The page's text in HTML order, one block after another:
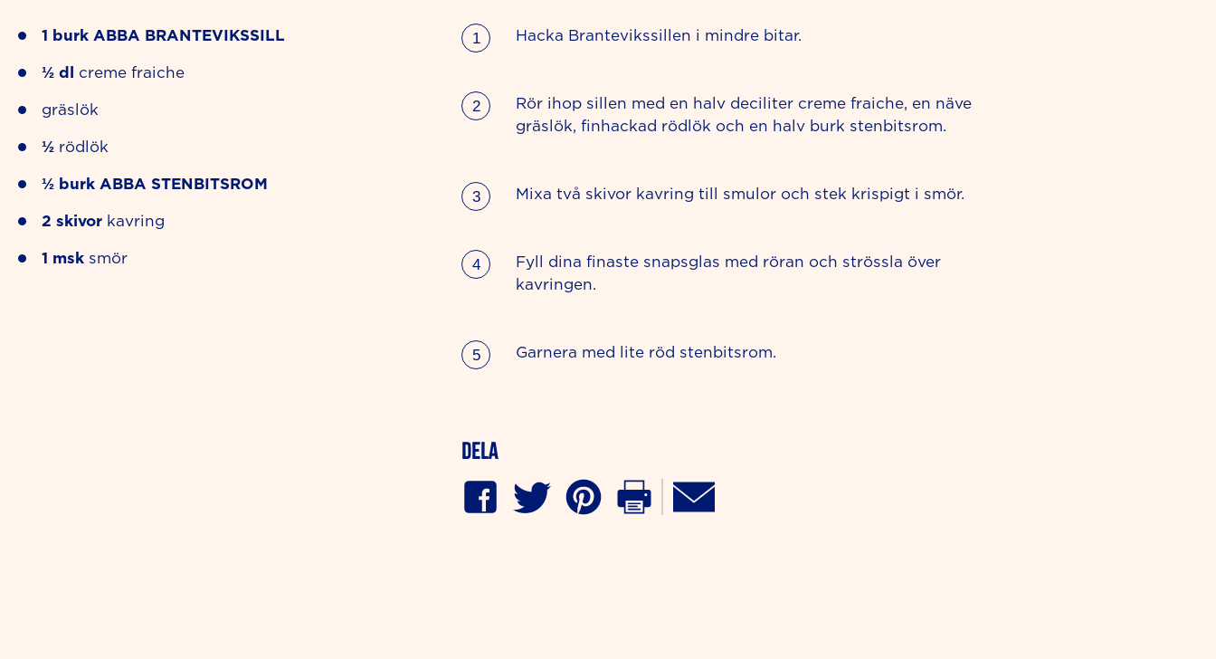
1 burk ABBA BRANTEVIKSSILL
½ dl creme fraiche
gräslök
½ rödlök
½ burk ABBA STENBITSROM
2 skivor kavring
1 msk smör
Hacka Brantevikssillen i mindre bitar.
Rör ihop sillen med en halv deciliter creme fraiche, en näve
gräslök, finhackad rödlök och en halv burk stenbitsrom.
Mixa två skivor kavring till smulor och stek krispigt i smör.
Fyll dina finaste snapsglas med röran och strössla över
kavringen.
Garnera med lite röd stenbitsrom.
Dela